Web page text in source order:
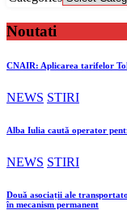
Noutati
CNAIR: Aplicarea tarifelor
NEWS STIRI
Alba Iulia caută operator
NEWS STIRI
Două asociații ale
în mecanism permanent